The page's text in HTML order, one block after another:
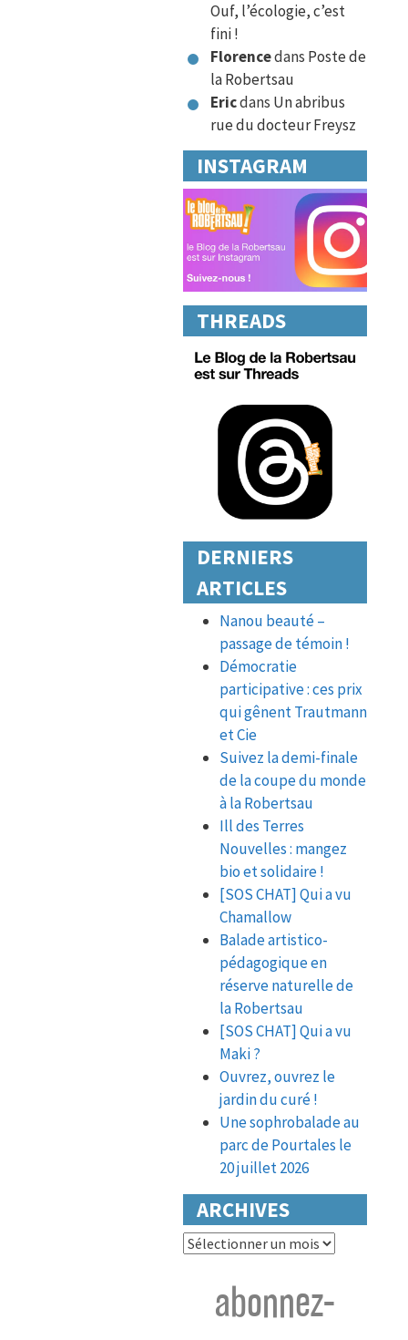
Ouf, l’écologie, c’est
fini !
Florencedans Poste de
la Robertsau
Ericdans Un abribus
rue du docteur Freysz
INSTAGRAM
THREADS
DERNIERS
ARTICLES
Nanou beauté –
passage de témoin !
Démocratie
participative : ces prix
qui gênent Trautmann
et Cie
Suivez la demi-finale
de la coupe du monde
à la Robertsau
Ill des Terres
Nouvelles : mangez
bio et solidaire !
[SOS CHAT] Qui a vu
Chamallow
Balade artistico-
pédagogique en
réserve naturelle de
la Robertsau
[SOS CHAT] Qui a vu
Maki ?
Ouvrez, ouvrez le
jardin du curé !
Une sophrobalade au
parc de Pourtales le
20 juillet 2026
ARCHIVES
Archives
abonnez-